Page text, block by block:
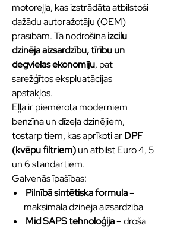
motoreļļa, kas izstrādāta atbilstoši
dažādu autoražotāju (OEM)
prasībām. Tā nodrošinaizcilu
dzinēja aizsardzību, tīrību un
degvielas ekonomiju, pat
sarežģītos ekspluatācijas
apstākļos.
Eļļa ir piemērota moderniem
benzīna un dīzeļa dzinējiem,
tostarp tiem, kas aprīkoti arDPF
(kvēpu filtriem)un atbilst Euro 4, 5
un 6 standartiem.
Galvenās īpašības:
Pilnībā sintētiska formula–
maksimāla dzinēja aizsardzība
Mid SAPS tehnoloģija– droša